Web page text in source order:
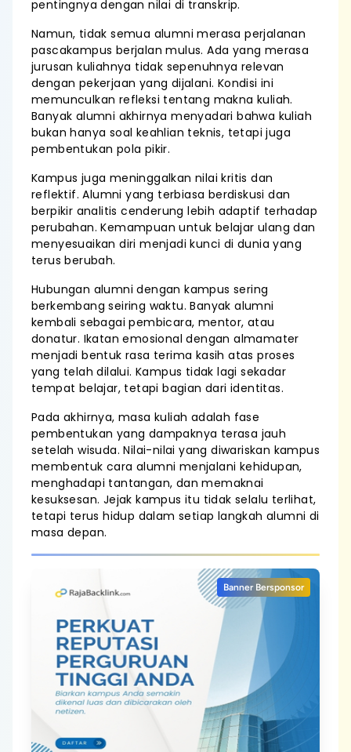
pentingnya dengan nilai di transkrip.
Namun, tidak semua alumni merasa perjalanan
pascakampus berjalan mulus. Ada yang merasa
jurusan kuliahnya tidak sepenuhnya relevan
dengan pekerjaan yang dijalani. Kondisi ini
memunculkan refleksi tentang makna kuliah.
Banyak alumni akhirnya menyadari bahwa kuliah
bukan hanya soal keahlian teknis, tetapi juga
pembentukan pola pikir.
Kampus juga meninggalkan nilai kritis dan
reflektif. Alumni yang terbiasa berdiskusi dan
berpikir analitis cenderung lebih adaptif terhadap
perubahan. Kemampuan untuk belajar ulang dan
menyesuaikan diri menjadi kunci di dunia yang
terus berubah.
Hubungan alumni dengan kampus sering
berkembang seiring waktu. Banyak alumni
kembali sebagai pembicara, mentor, atau
donatur. Ikatan emosional dengan almamater
menjadi bentuk rasa terima kasih atas proses
yang telah dilalui. Kampus tidak lagi sekadar
tempat belajar, tetapi bagian dari identitas.
Pada akhirnya, masa kuliah adalah fase
pembentukan yang dampaknya terasa jauh
setelah wisuda. Nilai-nilai yang diwariskan kampus
membentuk cara alumni menjalani kehidupan,
menghadapi tantangan, dan memaknai
kesuksesan. Jejak kampus itu tidak selalu terlihat,
tetapi terus hidup dalam setiap langkah alumni di
masa depan.
Banner Bersponsor